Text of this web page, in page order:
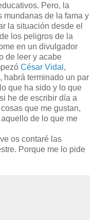
Pero, la
mundanas de la fama y
la situación desde el
los peligros de la
en un divulgador
de leer y acabe
César Vidal ,
habrá terminado un par
que ha sido y lo que
he de escribir día a
que me gustan,
de lo que me
os contaré las
Porque me lo pide